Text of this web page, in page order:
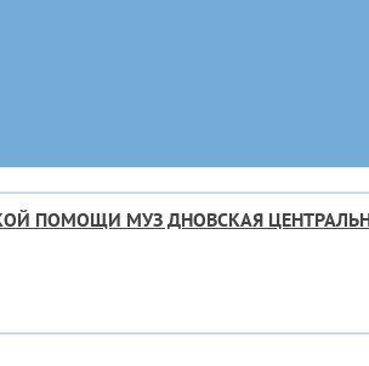
ПОМОЩИ МУЗ ДНОВСКАЯ